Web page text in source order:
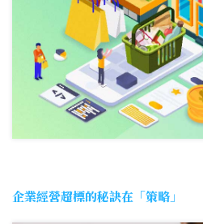
企業經營超標的秘訣在「策略」